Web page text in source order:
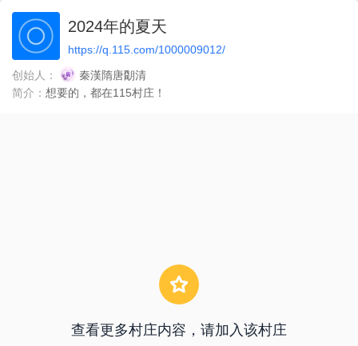
2024年的夏天
https://q.115.com/1000009012/
创始人：
秦漢隋唐朙清
简介： 想要的，都在115村庄！
查看更多村庄内容，请加入该村庄